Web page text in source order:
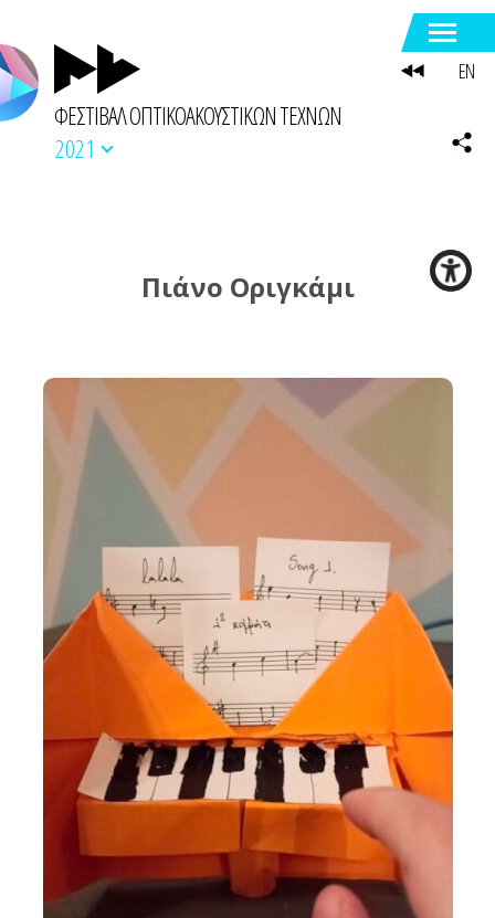
ΦΕΣΤΙΒΑΛ ΟΠΤΙΚΟΑΚΟΥΣΤΙΚΩΝ ΤΕΧΝΩΝ
2021
Πιάνο Οριγκάμι
EN